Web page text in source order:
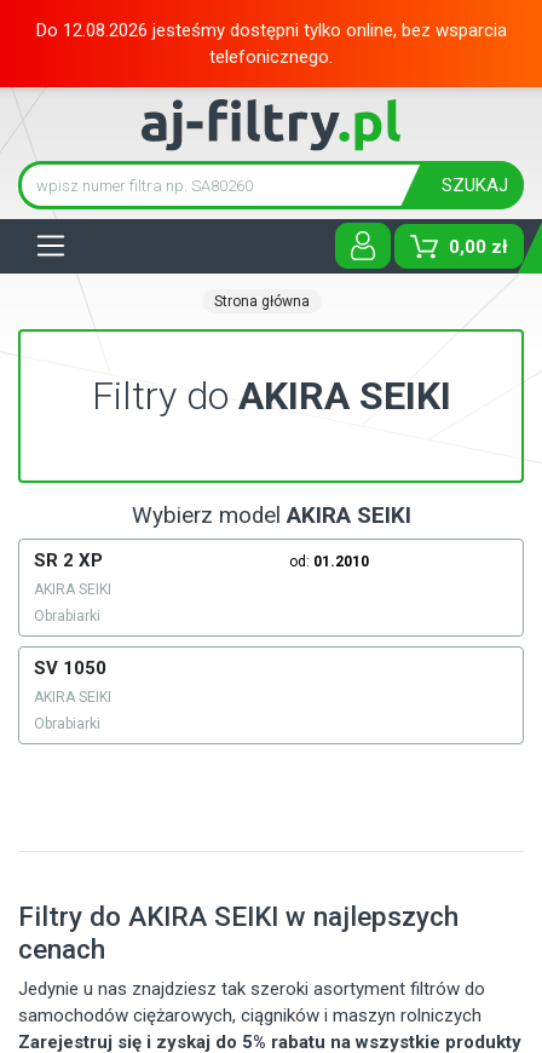
Do 12.08.2026 jesteśmy dostępni tylko online, bez wsparcia
telefonicznego.
SZUKAJ
0,00 zł
Strona główna
Filtry do AKIRA SEIKI
Wybierz modelAKIRA SEIKI
SR 2 XP od: 01.2010
AKIRA SEIKI
Obrabiarki
SV 1050
AKIRA SEIKI
Obrabiarki
Filtry do AKIRA SEIKI w najlepszych
cenach
Jedynie u nas znajdziesz tak szeroki asortyment filtrów do
samochodów ciężarowych, ciągników i maszyn rolniczych
Zarejestruj się i zyskaj do 5% rabatu na wszystkie produkty